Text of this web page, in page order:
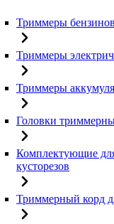
Триммеры
Триммеры
Триммеры
Головки
Комплектующие
кусторезов
Триммерный корд